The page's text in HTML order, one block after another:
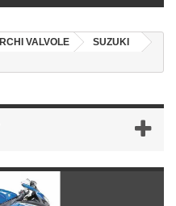
VALVOLE
SUZUKI